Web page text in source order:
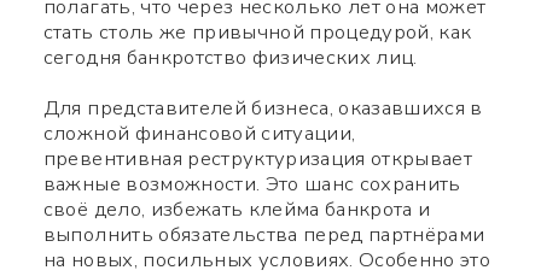
полагать, что через несколько лет она может
стать столь же привычной процедурой, как
сегодня банкротство физических лиц.
Для представителей бизнеса, оказавшихся в
сложной финансовой ситуации,
превентивная реструктуризация открывает
важные возможности. Это шанс сохранить
своё дело, избежать клейма банкрота и
выполнить обязательства перед партнёрами
на новых, посильных условиях. Особенно это